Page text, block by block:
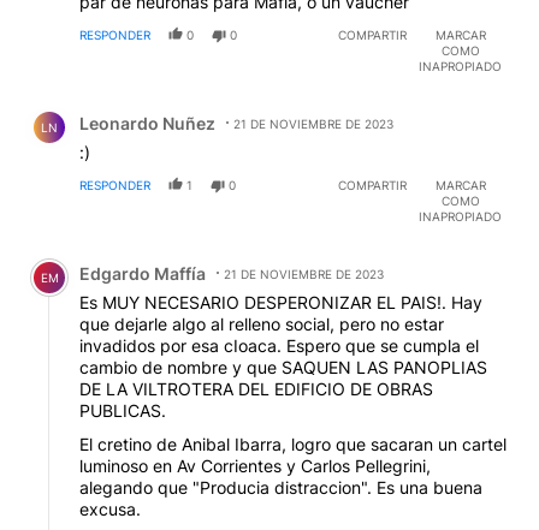
RESPONDER 0 0 COMPARTIR
MARCAR
COMO
INAPROPIADO
LN Leonardo Nuñez 21 DE NOVIEMBRE DE 2023
:)
RESPONDER 1 0 COMPARTIR
MARCAR
COMO
INAPROPIADO
Comentario de Edgardo Maffía.
EM Edgardo Maffía 21 DE NOVIEMBRE DE 2023
Es MUY NECESARIO DESPERONIZAR EL PAIS!. Hay
que dejarle algo al relleno social, pero no estar
invadidos por esa cIoaca. Espero que se cumpla el
cambio de nombre y que SAQUEN LAS PANOPLIAS
DE LA VILTROTERA DEL EDIFICIO DE OBRAS
PUBLICAS.
El cretino de Anibal Ibarra, logro que sacaran un cartel
luminoso en Av Corrientes y Carlos Pellegrini,
alegando que "Producia distraccion". Es una buena
excusa.